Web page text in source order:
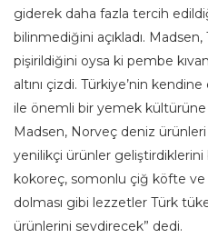
giderek daha fazla tercih
bilinmediğini açıkladı.
pişirildiğini oysa ki pembe
altını çizdi. Türkiye’nin
ile önemli bir yemek
Madsen, Norveç deniz
yenilikçi ürünler
kokoreç, somonlu çiğ köfte
dolması gibi lezzetler Türk
ürünlerini sevdirecek” dedi.